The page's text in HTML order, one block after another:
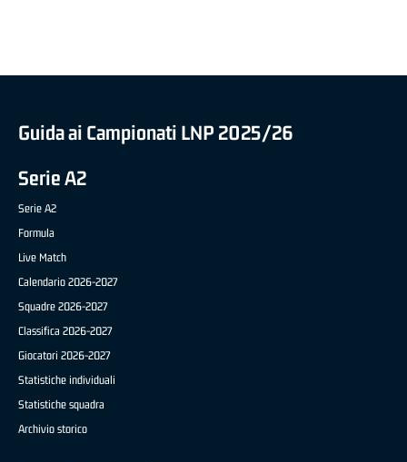
Guida ai Campionati LNP 2025/26
Serie A2
Serie A2
Formula
Live Match
Calendario 2026-2027
Squadre 2026-2027
Classifica 2026-2027
Giocatori 2026-2027
Statistiche individuali
Statistiche squadra
Archivio storico